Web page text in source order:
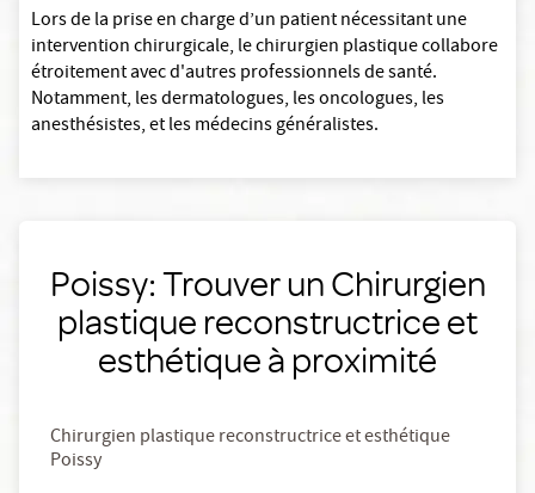
Lors de la prise en charge d’un patient nécessitant une
intervention chirurgicale, le chirurgien plastique collabore
étroitement avec d'autres professionnels de santé.
Notamment, les dermatologues, les oncologues, les
anesthésistes, et les médecins généralistes.
Poissy: Trouver un Chirurgien
plastique reconstructrice et
esthétique à proximité
Chirurgien plastique reconstructrice et esthétique
Poissy